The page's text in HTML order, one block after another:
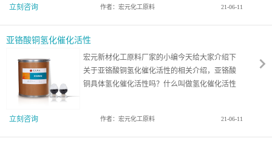
封容器中稳定
立刻咨询 作者：宏元化工原料 21-06-11
亚铬酸铜氢化催化活性
宏元新材化工原料厂家的小编今天给大家介绍下
关于亚铬酸铜氢化催化活性的相关介绍，亚铬酸
铜具体氢化催化活性吗？什么叫做氢化催化活性
剂，可用于不同的反应。
立刻咨询 作者：宏元化工原料 21-06-11